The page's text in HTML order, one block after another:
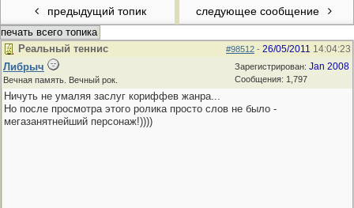
предыдущий топик следующее сообщение
печать всего топика
#98512 - 26/05/2011 14:04:23
Реальный теннис
Зарегистрирован: Jan 2008
Сообщения: 1,797
Либрыч
Вечная память. Вечный рок.
Ничуть не умаляя заслуг кориффев жанра...
Но после просмотра этого ролика просто слов не было -
мегазанятнейший персонаж!))))